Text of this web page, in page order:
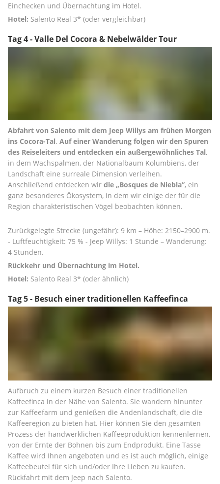
Einchecken und Übernachtung im Hotel.
Hotel: Salento Real 3* (oder vergleichbar)
Tag 4 - Valle Del Cocora & Nebelwälder Tour
Abfahrt von Salento mit dem Jeep Willys am frühen Morgen
ins Cocora-Tal. Auf einer Wanderung folgen wir den Spuren
des Reiseleiters und entdecken ein außergewöhnliches Tal,
in dem Wachspalmen, der Nationalbaum Kolumbiens, der
Landschaft eine surreale Dimension verleihen.
Anschließend entdecken wir die „Bosques de Niebla”, ein
ganz besonderes Ökosystem, in dem wir einige der für die
Region charakteristischen Vögel beobachten können.
Zurückgelegte Strecke (ungefähr): 9 km – Höhe: 2150–2900 m.
- Luftfeuchtigkeit: 75 % - Jeep Willys: 1 Stunde – Wanderung:
4 Stunden.
Rückkehr und Übernachtung im Hotel.
Hotel: Salento Real 3* (oder ähnlich)
Tag 5 - Besuch einer traditionellen Kaffeefinca
Aufbruch zu einem kurzen Besuch einer traditionellen
Kaffeefinca in der Nähe von Salento. Sie wandern hinunter
zur Kaffeefarm und genießen die Andenlandschaft, die die
Kaffeeregion zu bieten hat. Hier können Sie den gesamten
Prozess der handwerklichen Kaffeeproduktion kennenlernen,
von der Ernte der Bohnen bis zum Endprodukt. Eine Tasse
Kaffee wird Ihnen angeboten und es ist auch möglich, einige
Kaffeebeutel für sich und/oder Ihre Lieben zu kaufen.
Rückfahrt mit dem Jeep nach Salento.